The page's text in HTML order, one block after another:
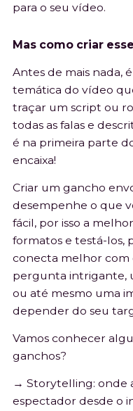
para o seu vídeo.
Mas como criar
Antes de mais nada,
temática do vídeo
traçar um script ou
todas as falas e
é na primeira parte
encaixa!
Criar um gancho
desempenhe o que
fácil, por isso a
formatos e testá-los,
conecta melhor com
pergunta intrigante,
ou até mesmo uma
depender do seu
Vamos conhecer
ganchos?
→ Storytelling: onde
espectador desde o